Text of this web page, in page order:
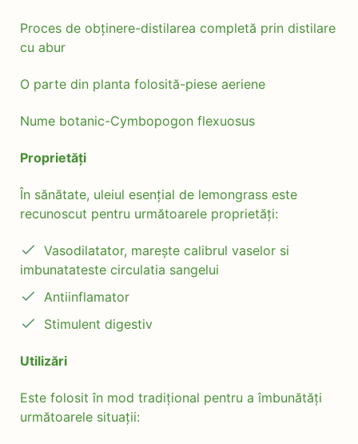
Proces de obținere-distilarea completă prin distilare
cu abur
O parte din planta folosită-piese aeriene
Nume botanic-Cymbopogon flexuosus
Proprietăți
În sănătate, uleiul esențial de lemongrass este
recunoscut pentru următoarele proprietăți:
Vasodilatator, marește calibrul vaselor si
imbunatateste circulatia sangelui
Antiinflamator
Stimulent digestiv
Utilizări
Este folosit în mod tradițional pentru a îmbunătăți
următoarele situații: